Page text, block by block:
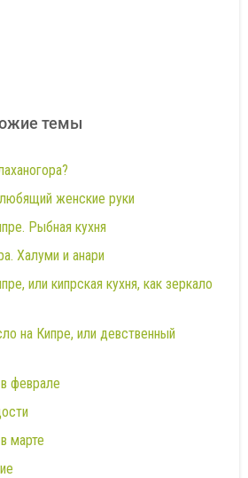
темы
женские руки
Рыбная кухня
Халуми и анари
или кипрская кухня, как зеркало
на Кипре, или девственный
феврале
марте